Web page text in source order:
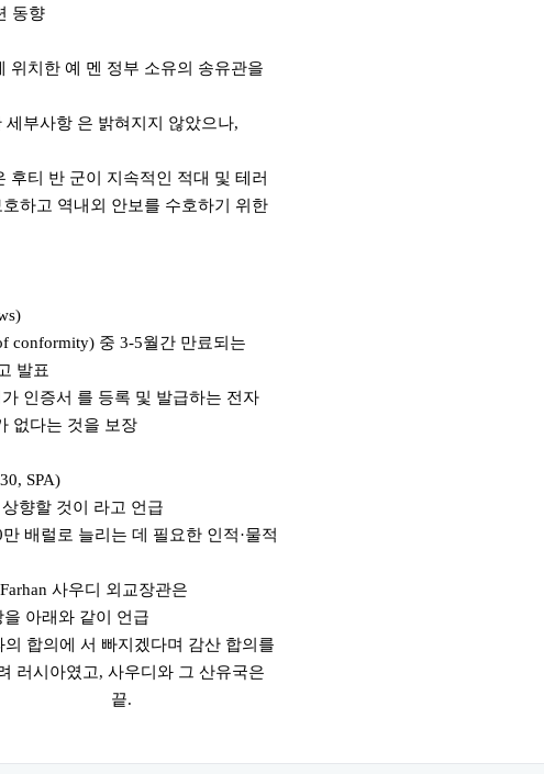
동향
위치한 예 멘 정부 소유의 송유관을
부사항 은 밝혀지지 않았으나,
티 반 군이 지속적인 적대 및 테러
하고 역내외 안보를 수호하기 위한
conformity) 중 3-5월간 만료되는
발표
인증서 를 등록 및 발급하는 전자
없다는 것을 보장
SPA)
향할 것이 라고 언급
배럴로 늘리는 데 필요한 인적·물적
사우디 외교장관은
아래와 같이 언급
합의에 서 빠지겠다며 감산 합의를
러시아였고, 사우디와 그 산유국은
득함. 끝.